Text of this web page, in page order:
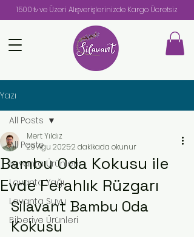
1500₺ ve Üzeri Alışverişlerinizde Kargo Ücretsiz
Yazı
All Posts
Lavanta Ürünleri
Lavanta Yağı
Lavanta Suyu
Biberiye Ürünleri
All Posts
Bambu Oda Kokusu ile
Evde Ferahlık Rüzgarı
Mert Yıldız
29 Ağu 20252 dakikada okunur
Silavant Bambu Oda
Kokusu